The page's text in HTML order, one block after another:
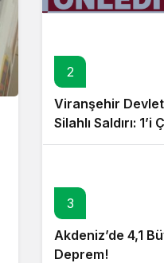
2
Viranşehir
Silahlı Saldırı:
3
Akdeniz’de 4,1
Deprem!